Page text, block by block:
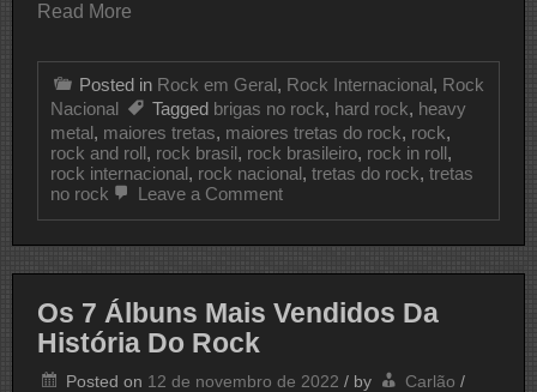
Read More
Posted in Rock em Geral, Rock Internacional, Rock
Nacional
Tagged brigas no rock, hard rock, heavy
metal, maiores tretas, maiores tretas do rock, rock,
rock and roll, rock brasil, rock brasileiro, rock in roll,
rock internacional, rock nacional, tretas do rock, tretas
no rock
Leave a Commenton
Tretas
História
And
Os 7 Álbuns Mais Vendidos Da
História Do Rock
Posted on 12 de novembro de 2022 / by Carlão /